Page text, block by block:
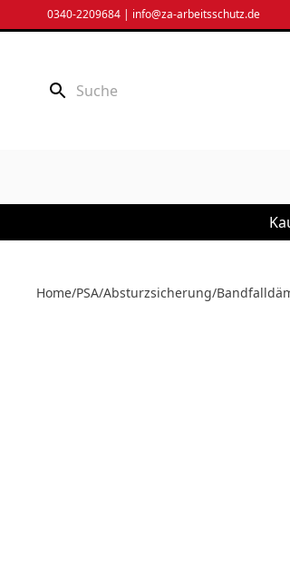
Inhalt
0340-2209684 | info@za-arbeitsschutz.de
Home/PSA/Absturzsicherung/